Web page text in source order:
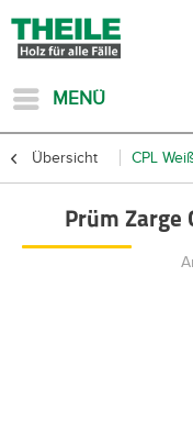
MENÜ
Übersicht CPL
Prüm Zarge